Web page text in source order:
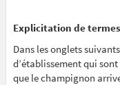
Explicitation de termes
Dans les onglets
d’établissement qui
que le champignon